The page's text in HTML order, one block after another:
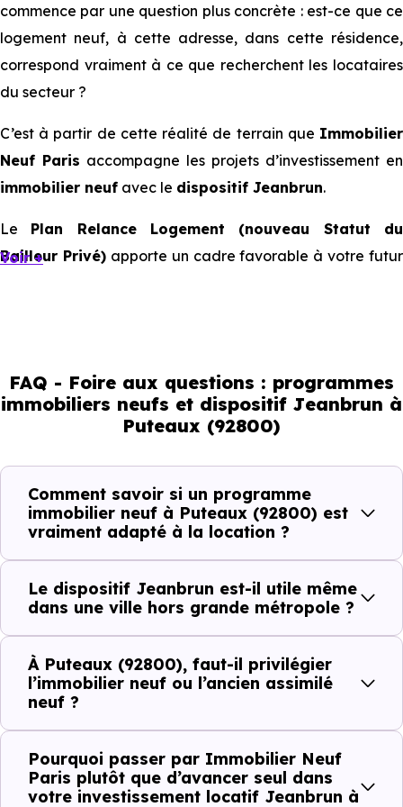
commence par une question plus concrète : est-ce que ce
logement neuf, à cette adresse, dans cette résidence,
correspond vraiment à ce que recherchent les locataires
du secteur ?
C’est à partir de cette réalité de terrain que Immobilier
Neuf Paris accompagne les projets d’investissement en
immobilier neuf avec le dispositif Jeanbrun.
Le Plan Relance Logement (nouveau Statut du
Bailleur Privé)apporte un cadre favorable à votre futur
comportent pas de la même manière, tous les logements
ne répondent pas à la même demande, et toutes les
résidences n’offrent pas le même potentiel locatif.
Avant la fiscalité, une question
simple : quelle est la pertinence de
votre projet d’investissement
locatif avec le dispositif Jeanbrun
à Puteaux (92800) ?
À
investissement
locatifse lit à travers plusieurs critères concrets :
Critères de terrain à considérer pour votre
investissement immobilier avec le dispositif
Voir +
FAQ - Foire aux questions : programmes
immobiliers neufs et dispositif Jeanbrun à
Puteaux (92800)
Comment savoir si un programme
immobilier neuf à Puteaux (92800) est
vraiment adapté à la location ?
Le dispositif Jeanbrun est-il utile même
dans une ville hors grande métropole ?
À Puteaux (92800), faut-il privilégier
l’immobilier neuf ou l’ancien assimilé
neuf ?
Pourquoi passer par Immobilier Neuf
Paris plutôt que d’avancer seul dans
votre investissement locatif Jeanbrun à